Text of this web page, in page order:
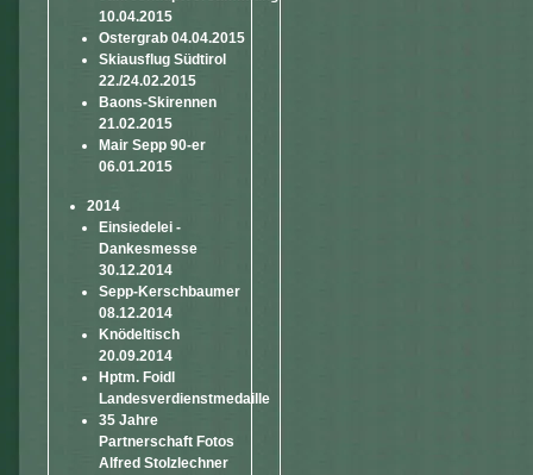
10.04.2015
Ostergrab 04.04.2015
Skiausflug Südtirol
22./24.02.2015
Baons-Skirennen
21.02.2015
Mair Sepp 90-er
06.01.2015
2014
Einsiedelei -
Dankesmesse
30.12.2014
Sepp-Kerschbaumer
08.12.2014
Knödeltisch
20.09.2014
Hptm. Foidl
Landesverdienstmedaille
35 Jahre
Partnerschaft Fotos
Alfred Stolzlechner